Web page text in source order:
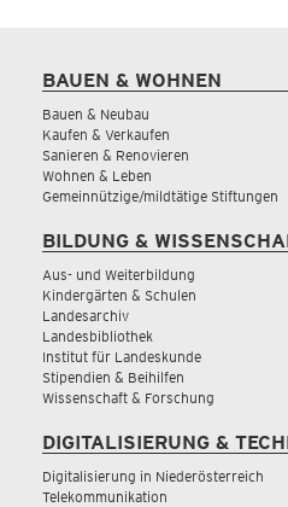
BAUEN & WOHNEN
Bauen & Neubau
Kaufen & Verkaufen
Sanieren & Renovieren
Wohnen & Leben
Gemeinnützige/mildtätige Stiftungen
BILDUNG &
Aus- und Weiterbildung
Kindergärten & Schulen
Landesarchiv
Landesbibliothek
Institut für Landeskunde
Stipendien & Beihilfen
Wissenschaft & Forschung
DIGITALISIERUNG &
Digitalisierung in Niederösterreich
Telekommunikation